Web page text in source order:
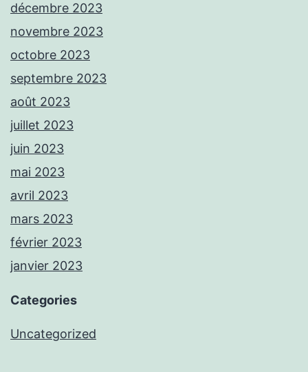
décembre 2023
novembre 2023
octobre 2023
septembre 2023
août 2023
juillet 2023
juin 2023
mai 2023
avril 2023
mars 2023
février 2023
janvier 2023
Categories
Uncategorized